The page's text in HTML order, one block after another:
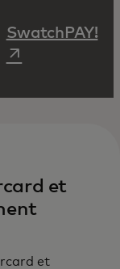
onglet
dans un nouvel
SwatchPAY!‎
s’ouvre dans
et
et